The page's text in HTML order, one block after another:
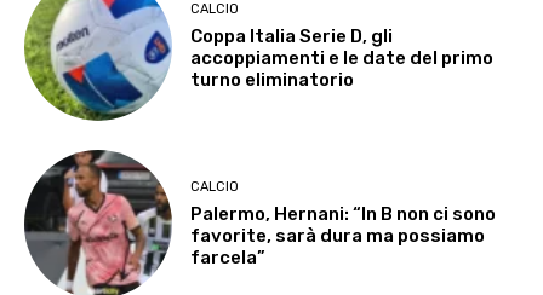
CALCIO
Coppa Italia Serie D, gli
accoppiamenti e le date del primo
turno eliminatorio
CALCIO
Palermo, Hernani: “In B non ci sono
favorite, sarà dura ma possiamo
farcela”